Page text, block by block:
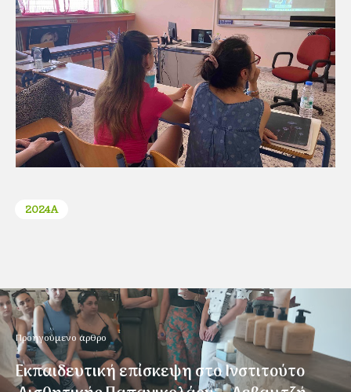
2024Α
Προηγούμενο άρθρο
Εκπαιδευτική επίσκεψη στο Ινστιτούτο